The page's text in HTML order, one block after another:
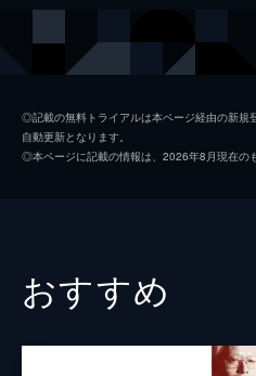
◎記載の無料トライアルは本ページ経由の新規
自動更新となります。
◎本ページに記載の情報は、2026年8月現在のも
おすすめ